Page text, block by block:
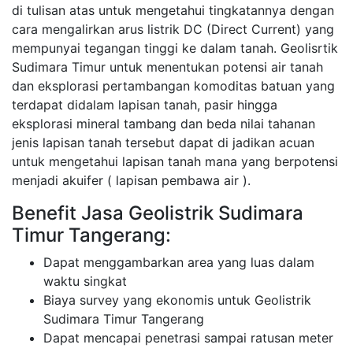
di tulisan atas untuk mengetahui tingkatannya dengan
cara mengalirkan arus listrik DC (Direct Current) yang
mempunyai tegangan tinggi ke dalam tanah. Geolisrtik
Sudimara Timur untuk menentukan potensi air tanah
dan eksplorasi pertambangan komoditas batuan yang
terdapat didalam lapisan tanah, pasir hingga
eksplorasi mineral tambang dan beda nilai tahanan
jenis lapisan tanah tersebut dapat di jadikan acuan
untuk mengetahui lapisan tanah mana yang berpotensi
menjadi akuifer ( lapisan pembawa air ).
Benefit Jasa Geolistrik Sudimara
Timur Tangerang:
Dapat menggambarkan area yang luas dalam
waktu singkat
Biaya survey yang ekonomis untuk Geolistrik
Sudimara Timur Tangerang
Dapat mencapai penetrasi sampai ratusan meter